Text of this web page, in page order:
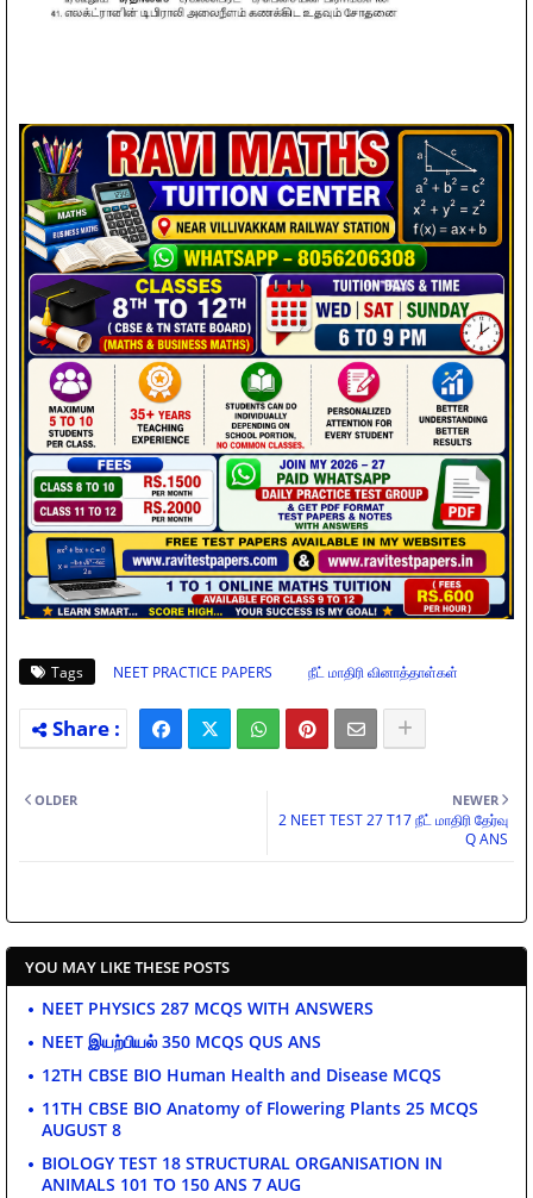
Tags NEET PRACTICE PAPERS நீட் மாதிரி வினாத்தாள்கள்
NEWER
2 NEET TEST 27 T17 நீட் மாதிரி தேர்வு
Q ANS
OLDER
YOU MAY LIKE THESE POSTS
NEET PHYSICS 287 MCQS WITH ANSWERS
NEET இயற்பியல் 350 MCQS QUS ANS
12TH CBSE BIO Human Health and Disease MCQS
11TH CBSE BIO Anatomy of Flowering Plants 25 MCQS
AUGUST 8
BIOLOGY TEST 18 STRUCTURAL ORGANISATION IN
ANIMALS 101 TO 150 ANS 7 AUG